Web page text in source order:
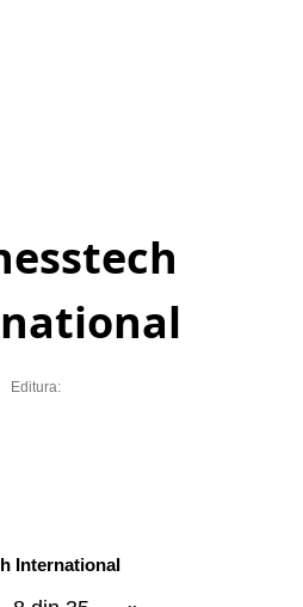
Editura:
International